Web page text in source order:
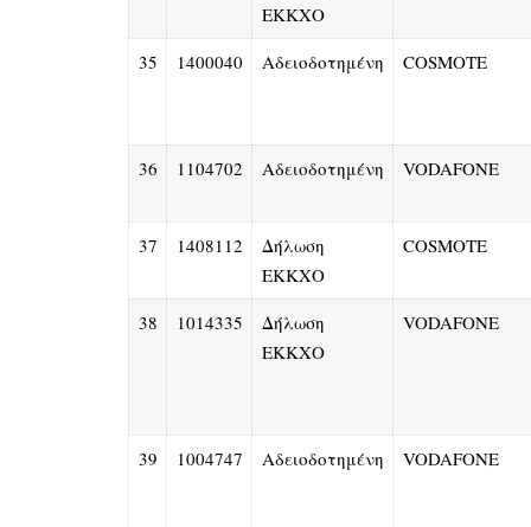
ΕΚΚΧΟ
35 1400040 Αδειοδοτημένη COSMOTE
36 1104702 Αδειοδοτημένη VODAFONE
37 1408112
Δήλωση
ΕΚΚΧΟ
COSMOTE
38 1014335
Δήλωση
ΕΚΚΧΟ
VODAFONE
39 1004747 Αδειοδοτημένη VODAFONE